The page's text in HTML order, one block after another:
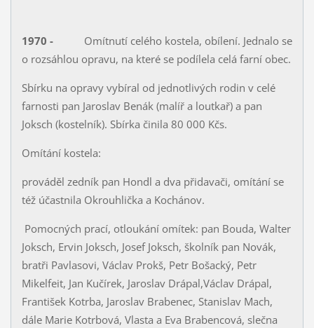
1970 -Omítnutí celého kostela, obílení. Jednalo se
o rozsáhlou opravu, na které se podílela celá farní obec.
Sbírku na opravy vybíral od jednotlivých rodin v celé
farnosti pan Jaroslav Benák (malíř a loutkař) a pan
Joksch (kostelník). Sbírka činila 80 000 Kčs.
Omítání kostela:
prováděl zedník pan Hondl a dva přidavači, omítání se
též účastnila Okrouhlička a Kochánov.
Pomocných prací, otloukání omítek: pan Bouda, Walter
Joksch, Ervin Joksch, Josef Joksch, školník pan Novák,
bratři Pavlasovi, Václav Prokš, Petr Bošacký, Petr
Mikelfeit, Jan Kučírek, Jaroslav Drápal,Václav Drápal,
František Kotrba, Jaroslav Brabenec, Stanislav Mach,
dále Marie Kotrbová, Vlasta a Eva Brabencová, slečna